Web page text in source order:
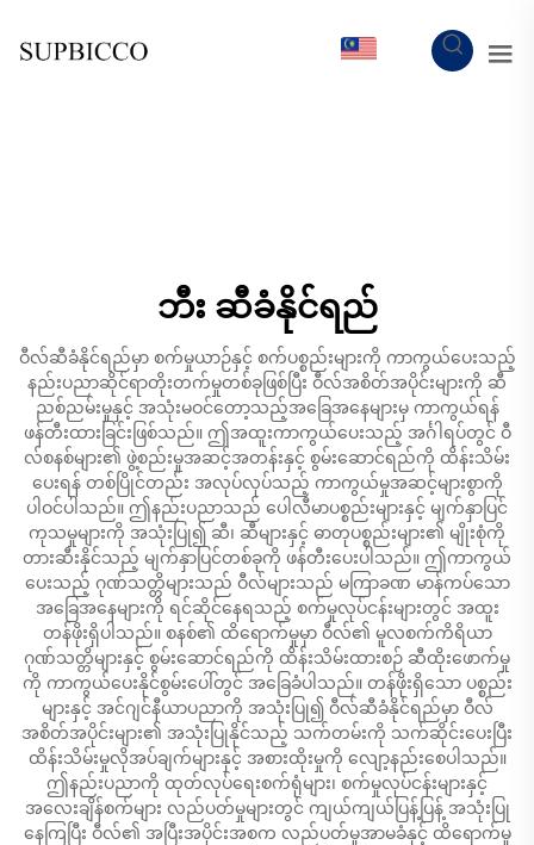
ဘီး ဆီခံနိုင်ရည်
ဝီလ်ဆီခံနိုင်ရည်မှာ စက်မှုယာဉ်နှင့် စက်ပစ္စည်းများကို ကာကွယ်ပေးသည့်
နည်းပညာဆိုင်ရာတိုးတက်မှုတစ်ခုဖြစ်ပြီး ဝီလ်အစိတ်အပိုင်းများကို ဆီ
ညစ်ညမ်းမှုနှင့် အသုံးမဝင်တော့သည့်အခြေအနေများမှ ကာကွယ်ရန်
ဖန်တီးထားခြင်းဖြစ်သည်။ ဤအထူးကာကွယ်ပေးသည့် အင်္ဂါရပ်တွင် ဝီ
လ်စနစ်များ၏ ဖွဲ့စည်းမှုအဆင့်အတန်းနှင့် စွမ်းဆောင်ရည်ကို ထိန်းသိမ်း
ပေးရန် တစ်ပြိုင်တည်း အလုပ်လုပ်သည့် ကာကွယ်မှုအဆင့်များစွာကို
ပါဝင်ပါသည်။ ဤနည်းပညာသည် ပေါလီမာပစ္စည်းများနှင့် မျက်နှာပြင်
ကုသမှုများကို အသုံးပြု၍ ဆီ၊ ဆီများနှင့် ဓာတုပစ္စည်းများ၏ မျိုးစုံကို
တားဆီးနိုင်သည့် မျက်နှာပြင်တစ်ခုကို ဖန်တီးပေးပါသည်။ ဤကာကွယ်
ပေးသည့် ဂုဏ်သတ္တိများသည် ဝီလ်များသည် မကြာခဏ မာန်ကပ်သော
အခြေအနေများကို ရင်ဆိုင်နေရသည့် စက်မှုလုပ်ငန်းများတွင် အထူး
တန်ဖိုးရှိပါသည်။ စနစ်၏ ထိရောက်မှုမှာ ဝီလ်၏ မူလစက်ကိရိယာ
ဂုဏ်သတ္တိများနှင့် စွမ်းဆောင်ရည်ကို ထိန်းသိမ်းထားစဉ် ဆီထိုးဖောက်မှု
ကို ကာကွယ်ပေးနိုင်စွမ်းပေါ်တွင် အခြေခံပါသည်။ တန်ဖိုးရှိသော ပစ္စည်း
များနှင့် အင်ဂျင်နီယာပညာကို အသုံးပြု၍ ဝီလ်ဆီခံနိုင်ရည်မှာ ဝီလ်
အစိတ်အပိုင်းများ၏ အသုံးပြုနိုင်သည့် သက်တမ်းကို သက်ဆိုင်းပေးပြီး
ထိန်းသိမ်းမှုလိုအပ်ချက်များနှင့် အစားထိုးမှုကို လျော့နည်းစေပါသည်။
ဤနည်းပညာကို ထုတ်လုပ်ရေးစက်ရုံများ၊ စက်မှုလုပ်ငန်းများနှင့်
အလေးချိန်စက်များ လည်ပတ်မှုများတွင် ကျယ်ကျယ်ပြန့်ပြန့် အသုံးပြု
နေကြပြီး ဝီလ်၏ အပြီးအပိုင်းအစက လည်ပတ်မှုအာမခံနှင့် ထိရောက်မှု